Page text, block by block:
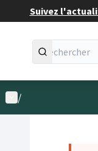
Suivez
Menu utilisateur
/